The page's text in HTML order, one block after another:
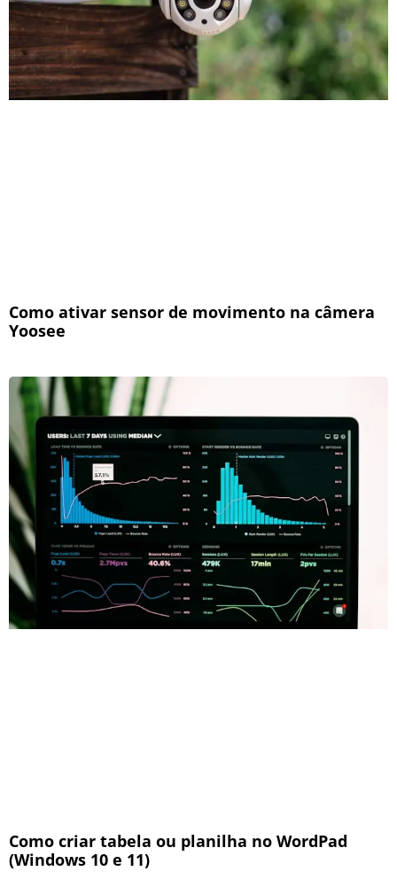
Como ativar sensor de movimento na câmera
Yoosee
Como criar tabela ou planilha no WordPad
(Windows 10 e 11)